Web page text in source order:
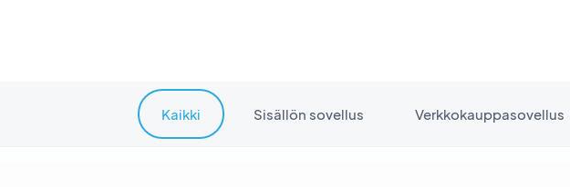
Kaikki Sisällön sovellus Verkkokauppasovellus